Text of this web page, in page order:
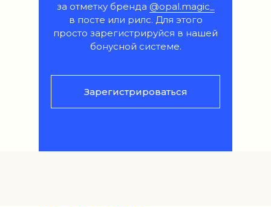
Зарегистрироваться
за отметку бренда @opal.magic_
в посте или рилс. Для этого
просто зарегистрируйся в нашей
бонусной системе.